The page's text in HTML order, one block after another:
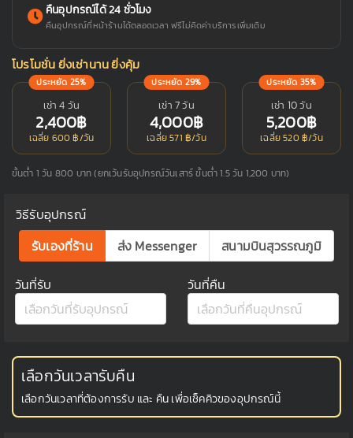
คืนอุปกรณ์ได้ 24 ชั่วโมง
คืนอุปกรณ์ที่หน้าร้านได้ตลอดเวลา ฟรีไม่คิดค่าบริการเพิ่มเติม
โปรโมชั่น ยิ่งเช่านาน ยิ่งคุ้ม
ประหยัด 25%
เช่า 4 วัน
2,400฿
เฉลี่ย 600 ฿/วัน
ประหยัด 29%
เช่า 7 วัน
4,000฿
เฉลี่ย 571 ฿/วัน
ประหยัด 35%
เช่า 10 วัน
5,200฿
เฉลี่ย 520 ฿/วัน
ขั้นต่ำ 1 วัน 800 บาท (ยกเว้นรับอุปกรณ์วันเสาร์ ขั้นต่ำ 1.5 วัน 1,200 บาท)
วิธีรับอุปกรณ์
รับเองที่ร้าน
ส่ง Messenger สนามบินสุวรรณภูมิ
วันที่รับ วันที่คืน
เลือกวันเวลารับคืน
เลือกวันเวลาที่ต้องการรับ และ คืน เพื่อเช็คคิวของอุปกรณ์นี้